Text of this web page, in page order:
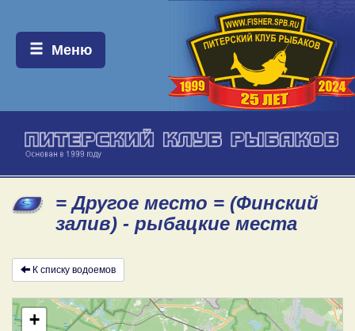
Меню:
Меню
= Другое место = (Финский
залив) - рыбацкие места
К списку водоемов
+